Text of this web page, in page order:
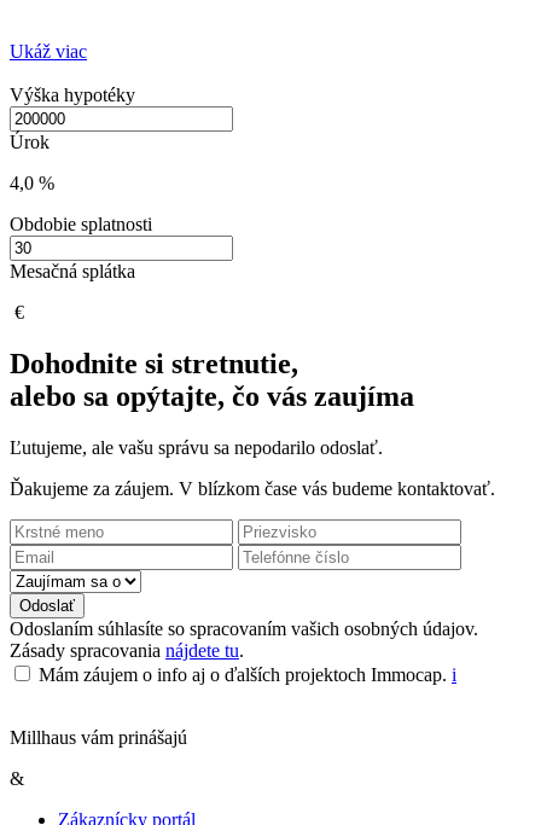
Ukáž viac
Výška hypotéky
Úrok
4,0 %
Obdobie splatnosti
Mesačná splátka
€
Dohodnite si stretnutie,
alebo sa opýtajte, čo vás zaujíma
Ľutujeme, ale vašu správu sa nepodarilo odoslať.
Ďakujeme za záujem. V blízkom čase vás budeme kontaktovať.
Odoslať
Odoslaním súhlasíte so spracovaním vašich osobných údajov.
Zásady spracovania nájdete tu.
Mám záujem o info aj o ďalších projektoch Immocap. i
Millhaus vám prinášajú
&
Zákaznícky portál